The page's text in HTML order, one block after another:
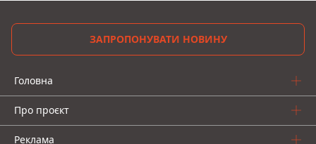
ЗАПРОПОНУВАТИ НОВИНУ
Головна
Про проєкт
Реклама